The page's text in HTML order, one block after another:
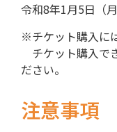
令和8年1月5日（月
※チケット購入に
チケット購入で
ださい。
注意事項